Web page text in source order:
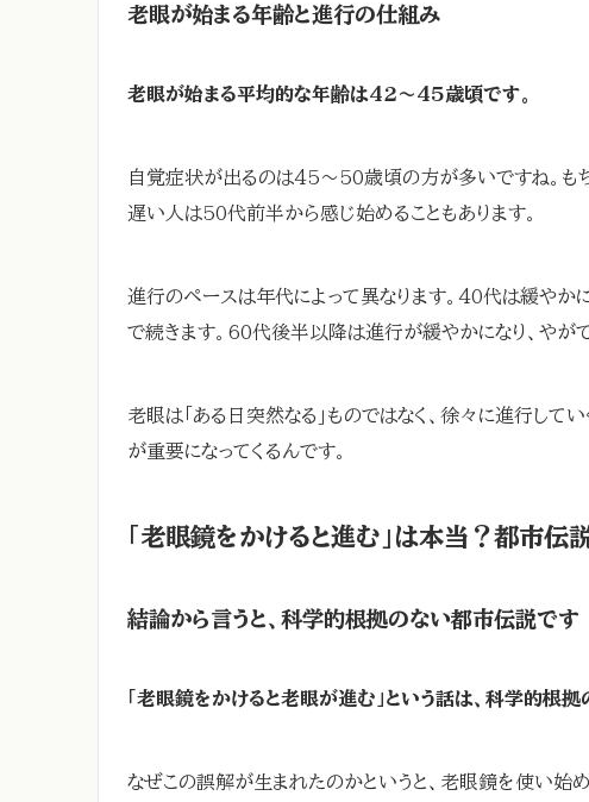
老眼が始まる年齢と進行の仕組み
老眼が始まる平均的な年齢は42〜45歳頃です。
自覚症状が出るのは45〜50歳頃の方が多いですね。も
遅い人は50代前半から感じ始めることもあります。
進行のペースは年代によって異なります。40代は緩やか
で続きます。60代後半以降は進行が緩やかになり、やが
老眼は「ある日突然なる」ものではなく、徐々に進行して
が重要になってくるんです。
「老眼鏡をかけると進む」は本当？都市伝
結論から言うと、科学的根拠のない都市伝説です
「老眼鏡をかけると老眼が進む」という話は、科学的根
なぜこの誤解が生まれたのかというと、老眼鏡を使い始